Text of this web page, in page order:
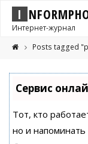
I NFORMPH
Интернет-журнал
Posts tagged
Сервис
Тот, кто
но и